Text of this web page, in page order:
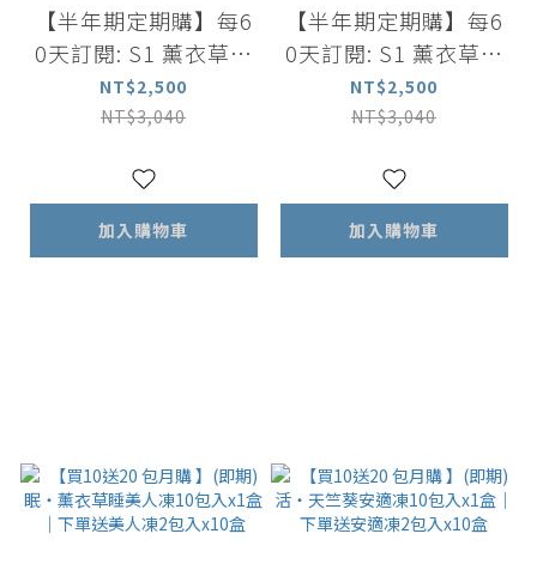
【半年期定期購】每6
0天訂閱: S1 薰衣草迷
迭香洗髮露500ml +薰
衣草洋甘菊舒緩沐浴露
噴霧 100ml
NT$2,500
NT$3,040
加入購物車
【半年期定期購】每6
0天訂閱: S1 薰衣草迷
迭香洗髮露500ml +尤
加利葉茶樹沐浴露 500
100ml
NT$2,500
NT$3,040
加入購物車